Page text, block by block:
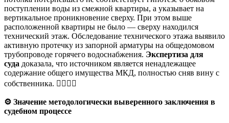
поступлении воды из смежной квартиры, а указывает на
вертикальное проникновение сверху. При этом выше
расположенной квартиры не было — сверху находился
технический этаж. Обследование технического этажа выявило
активную протечку из запорной арматуры на общедомовом
трубопроводе горячего водоснабжения. Экспертиза для
суда доказала, что источником является ненадлежащее
содержание общего имущества МКД, полностью сняв вину с
собственника. 🕵️‍♂️🏢✅
⚙️ Значение методологически выверенного заключения в
судебном процессе